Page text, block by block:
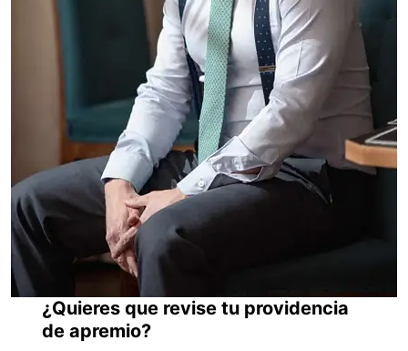
¿Quieres que revise tu providencia
de apremio?